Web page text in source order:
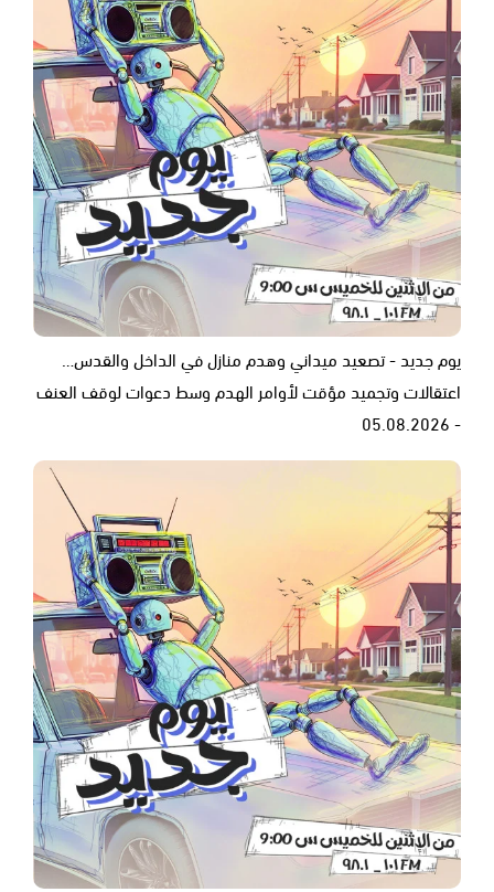
يوم جديد - تصعيد ميداني وهدم منازل في الداخل والقدس…
اعتقالات وتجميد مؤقت لأوامر الهدم وسط دعوات لوقف العنف
- 05.08.2026